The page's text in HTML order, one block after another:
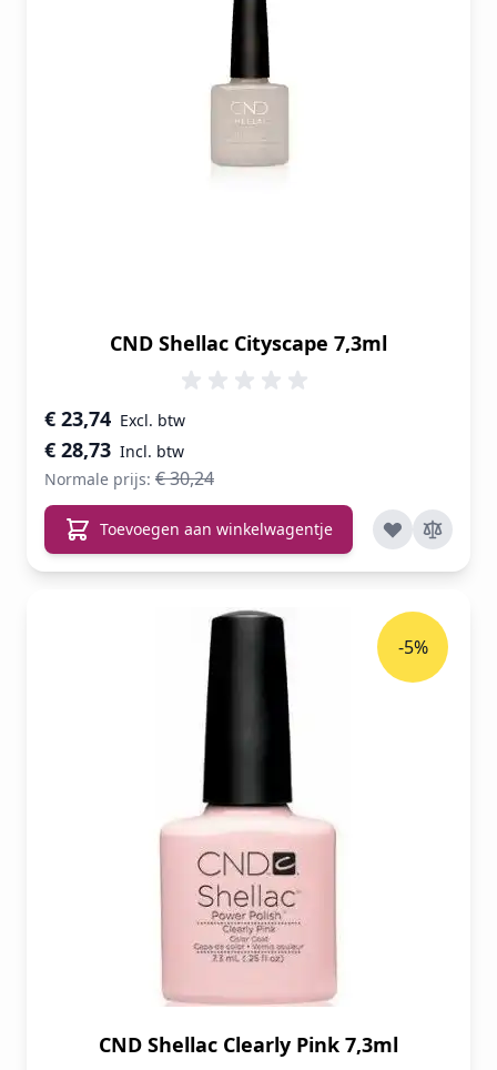
CND Shellac Cityscape 7,3ml
Speciale prijs
€ 28,73
€ 23,74
Normale prijs: € 30,24
Toevoegen aan winkelwagentje
CND Shellac Clearly Pink 7,3ml
-5%